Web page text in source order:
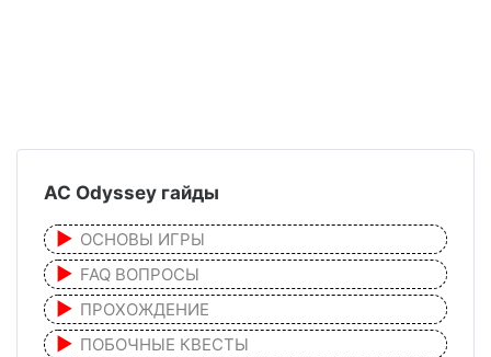
AC Odyssey гайды
ОСНОВЫ ИГРЫ
FAQ ВОПРОСЫ
ПРОХОЖДЕНИЕ
ПОБОЧНЫЕ КВЕСТЫ